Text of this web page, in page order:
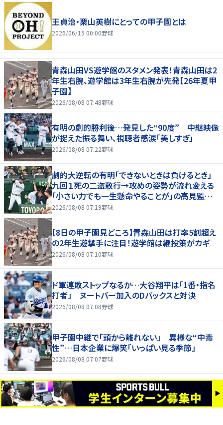
王貞治・栗山英樹にとっての甲子園とは
2026/06/15 00:00野球
青森山田VS遊学館のスタメン発表！青森山田は2
年生右腕、遊学館は3年生右腕が先発【26年夏甲
子園】
2026/08/08 07:48野球
有明の劇的勝利後…発見した“90度” 中継映像
が捉えた振る舞い、視聴者感涙「美しすぎ」
2026/08/08 07:22野球
劇的大逆転の有明「できないときは負けるとき」
九回１死の二盗敢行→攻めの姿勢が流れ変える
「小さい力でも一生懸命やることが」の高見監督
「涙が出そうに」
2026/08/08 07:19野球
【8日の甲子園見どころ】青森山田は打率5割超え
の2年生遊撃手に注目！遊学館は継投策がカギ
2026/08/08 07:10野球
ド軍連敗ストップなるか…大谷翔平は「1番・指名
打者」 ヌートバー加入のDバックスと対決
2026/08/08 07:08野球
甲子園中継で「頭から離れない」 異様な“中毒
性”…日本企業に爆笑「いっぱい見る季節」
2026/08/08 07:07野球